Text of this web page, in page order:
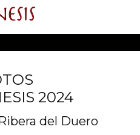
2024
del Duero